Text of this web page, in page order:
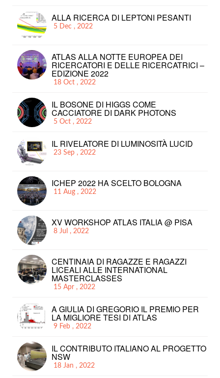
ALLA RICERCA DI LEPTONI PESANTI
5 Dec , 2022
ATLAS ALLA NOTTE EUROPEA DEI
RICERCATORI E DELLE RICERCATRICI –
EDIZIONE 2022
18 Oct , 2022
IL BOSONE DI HIGGS COME
CACCIATORE DI DARK PHOTONS
5 Oct , 2022
IL RIVELATORE DI LUMINOSITÀ LUCID
23 Sep , 2022
ICHEP 2022 HA SCELTO BOLOGNA
11 Aug , 2022
XV WORKSHOP ATLAS ITALIA @ PISA
8 Jul , 2022
CENTINAIA DI RAGAZZE E RAGAZZI
LICEALI ALLE INTERNATIONAL
MASTERCLASSES
15 Apr , 2022
A GIULIA DI GREGORIO IL PREMIO PER
LA MIGLIORE TESI DI ATLAS
9 Feb , 2022
IL CONTRIBUTO ITALIANO AL PROGETTO
NSW
18 Jan , 2022